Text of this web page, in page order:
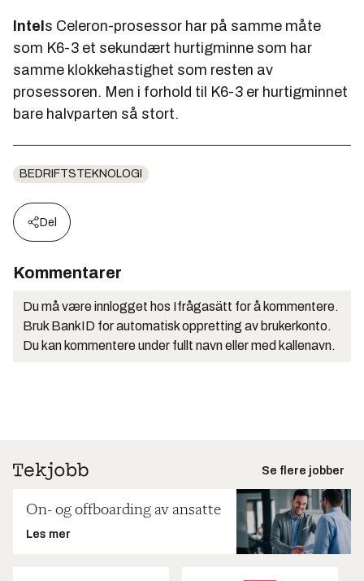
Intel s Celeron-prosessor har på samme måte
som K6-3 et sekundært hurtigminne som har
samme klokkehastighet som resten av
prosessoren. Men i forhold til K6-3 er hurtigminnet
bare halvparten så stort.
BEDRIFTSTEKNOLOGI
Del
Kommentarer
Du må være innlogget hos Ifrågasätt for å kommentere.
Bruk BankID for automatisk oppretting av brukerkonto.
Du kan kommentere under fullt navn eller med kallenavn.
Se flere jobber
On- og offboarding av ansatte
Les mer